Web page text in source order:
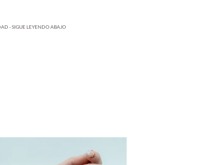
- SIGUE LEYENDO ABAJO